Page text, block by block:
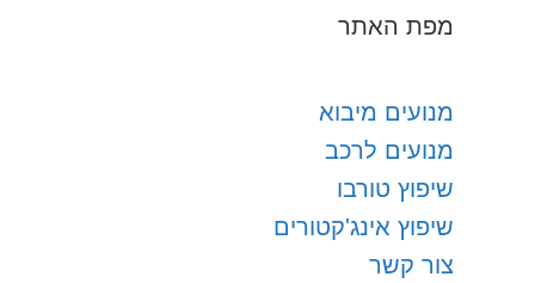
מפת האתר
מנועים מיבוא
מנועים לרכב
שיפוץ טורבו
שיפוץ אינג'קטורים
צור קשר